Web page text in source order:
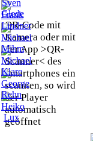
QR-Code mit
Kamera oder mit
der App >QR-
Scanner< des
Smartphones ein
scannen, so wird
der Player
automatisch
geöffnet